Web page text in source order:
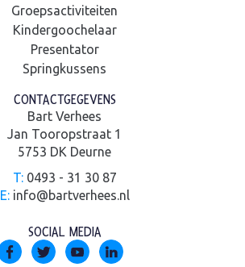
Groepsactiviteiten
Kindergoochelaar
Presentator
Springkussens
CONTACTGEGEVENS
Bart Verhees
Jan Tooropstraat 1
5753 DK Deurne
T:0493 - 31 30 87
E: info@bartverhees.nl
SOCIAL MEDIA